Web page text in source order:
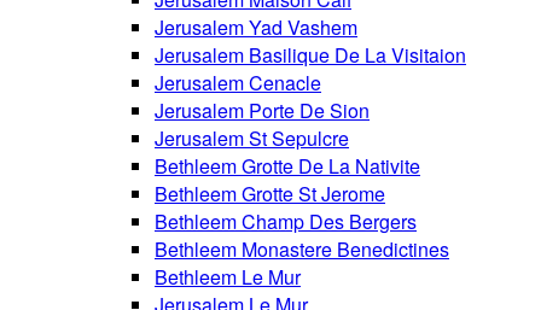
Jerusalem Yad Vashem
Jerusalem Basilique De La Visitaion
Jerusalem Cenacle
Jerusalem Porte De Sion
Jerusalem St Sepulcre
Bethleem Grotte De La Nativite
Bethleem Grotte St Jerome
Bethleem Champ Des Bergers
Bethleem Monastere Benedictines
Bethleem Le Mur